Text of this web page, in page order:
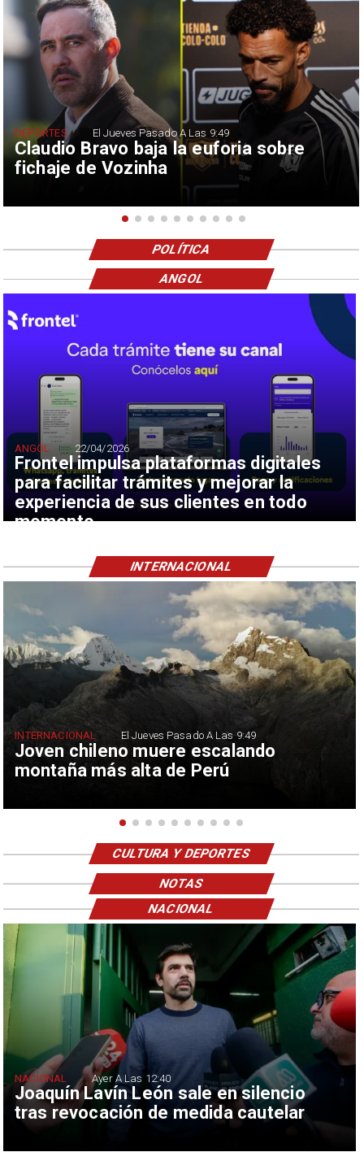
Claudio Bravo baja la euforia sobre
fichaje de Vozinha
DEPORTES El Jueves Pasado A Las 9:49
POLÍTICA
Frontel impulsa plataformas digitales
para facilitar trámites y mejorar la
experiencia de sus clientes en todo
momento
ANGOL 22/04/2026
ANGOL
Joven chileno muere escalando
montaña más alta de Perú
INTERNACIONAL El Jueves Pasado A Las 9:49
INTERNACIONAL
CULTURA Y DEPORTES
NOTAS
Joaquín Lavín León sale en silencio
tras revocación de medida cautelar
NACIONAL Ayer A Las 12:40
NACIONAL